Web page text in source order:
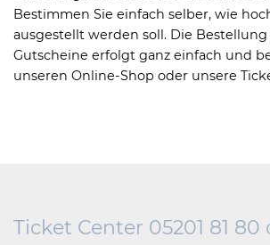
Bestimmen Sie einfach selber, wie
ausgestellt werden soll. Die
Gutscheine erfolgt ganz einfach und
unseren Online-Shop oder unsere
Ticket Center 05201 81 80